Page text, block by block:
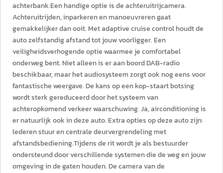
achterbank.Een handige optie is de achteruitrijcamera.
Achteruitrijden, inparkeren en manoeuvreren gaat
gemakkelijker dan ooit. Met adaptive cruise control houdt de
auto zelfstandig afstand tot jouw voorligger. Een
veiligheidsverhogende optie waarmee je comfortabel
onderweg bent. Niet alleen is er aan boord DAB-radio
beschikbaar, maar het audiosysteem zorgt ook nog eens voor
fantastische weergave. De kans op een kop-staart botsing
wordt sterk gereduceerd door het systeem van
achteropkomend verkeer waarschuwing. Ja, airconditioning is
er natuurlijk ook in deze auto. Extra opties op deze auto zijn:
lederen stuur en centrale deurvergrendeling met
afstandsbediening.Tijdens de rit wordt je als bestuurder
ondersteund door verschillende systemen die de weg en jouw
omgeving in de gaten houden. De camera van de